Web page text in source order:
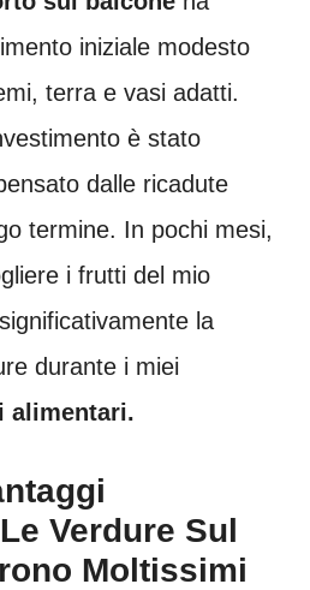
iniziale modesto
terra e vasi adatti.
è stato
dalle ricadute
termine. In pochi mesi,
i frutti del mio
la
durante i miei
alimentari.
Verdure Sul
Moltissimi